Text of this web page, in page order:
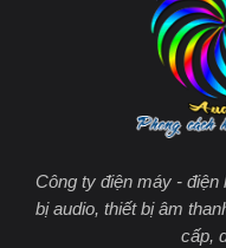
Công ty điện máy -
bị audio, thiết bị âm
cấp,